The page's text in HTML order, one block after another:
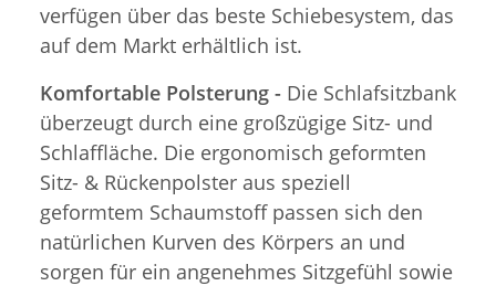
verfügen über das beste Schiebesystem, das
auf dem Markt erhältlich ist.
Komfortable Polsterung - Die Schlafsitzbank
überzeugt durch eine großzügige Sitz- und
Schlaffläche. Die ergonomisch geformten
Sitz- & Rückenpolster aus speziell
geformtem Schaumstoff passen sich den
natürlichen Kurven des Körpers an und
sorgen für ein angenehmes Sitzgefühl sowie